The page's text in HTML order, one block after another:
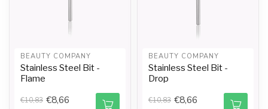
BEAUTY COMPANY
Stainless Steel Bit -
Flame
€10,83 €8,66
BEAUTY COMPANY
Stainless Steel Bit -
Drop
€10,83 €8,66